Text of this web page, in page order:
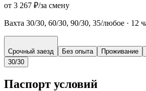
от 3 267 ₽/за смену
Вахта 30/30, 60/30, 90/30, 35/любое · 12
Срочный заезд Без опыта Проживание
30/30
Паспорт условий